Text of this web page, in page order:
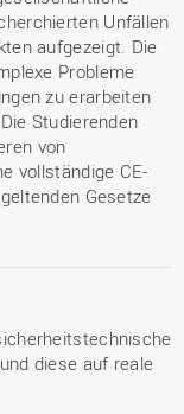
Unfällen
aufgezeigt. Die
Probleme
zu erarbeiten
Studierenden
von
vollständige CE-
Gesetze
diese auf reale